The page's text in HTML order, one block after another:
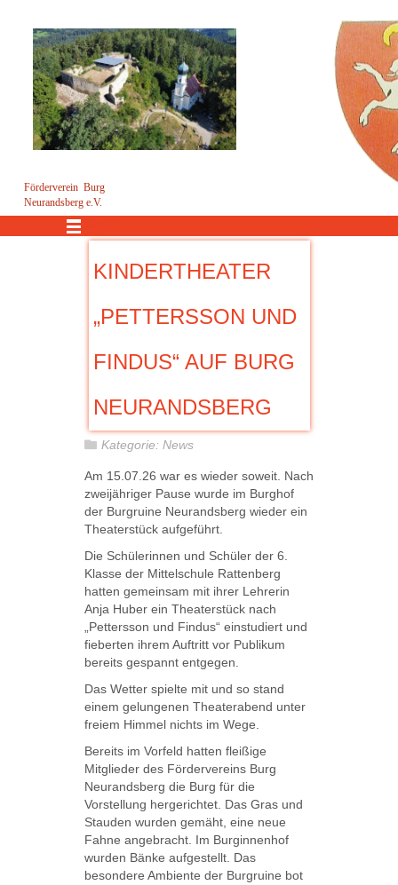
Förderverein Burg
Neurandsberg e.V.
KINDERTHEATER
„PETTERSSON UND
FINDUS“ AUF BURG
NEURANDSBERG
Kategorie: News
Am 15.07.26 war es wieder soweit. Nach
zweijähriger Pause wurde im Burghof
der Burgruine Neurandsberg wieder ein
Theaterstück aufgeführt.
Die Schülerinnen und Schüler der 6.
Klasse der Mittelschule Rattenberg
hatten gemeinsam mit ihrer Lehrerin
Anja Huber ein Theaterstück nach
„Pettersson und Findus“ einstudiert und
fieberten ihrem Auftritt vor Publikum
bereits gespannt entgegen.
Das Wetter spielte mit und so stand
einem gelungenen Theaterabend unter
freiem Himmel nichts im Wege.
Bereits im Vorfeld hatten fleißige
Mitglieder des Fördervereins Burg
Neurandsberg die Burg für die
Vorstellung hergerichtet. Das Gras und
Stauden wurden gemäht, eine neue
Fahne angebracht. Im Burginnenhof
wurden Bänke aufgestellt. Das
besondere Ambiente der Burgruine bot